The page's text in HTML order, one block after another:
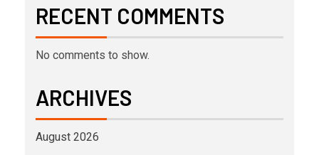
RECENT COMMENTS
No comments to show.
ARCHIVES
August 2026